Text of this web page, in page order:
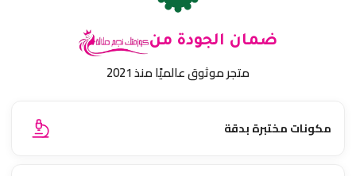
ضمان الجودة من
متجر موثوق عالميًا منذ 2021
مكونات مختبرة بدقة